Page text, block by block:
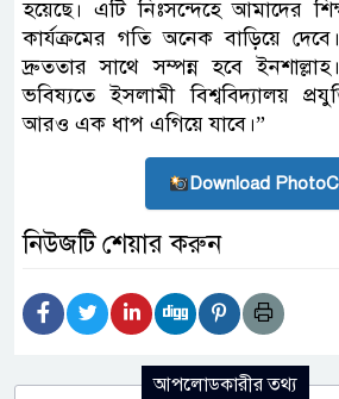
হয়েছে। এটি নিঃসন্দেহে আমাদের
কার্যক্রমের গতি অনেক বাড়িয়ে
দ্রুততার সাথে সম্পন্ন হবে
ভবিষ্যতে ইসলামী বিশ্ববিদ্যালয়
আরও এক ধাপ এগিয়ে যাবে।”
Download
নিউজটি শেয়ার করুন
আপলোডকারীর তথ্য